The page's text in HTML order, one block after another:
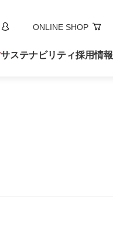
ONLINE SHOP
サステナビリティ採用情報